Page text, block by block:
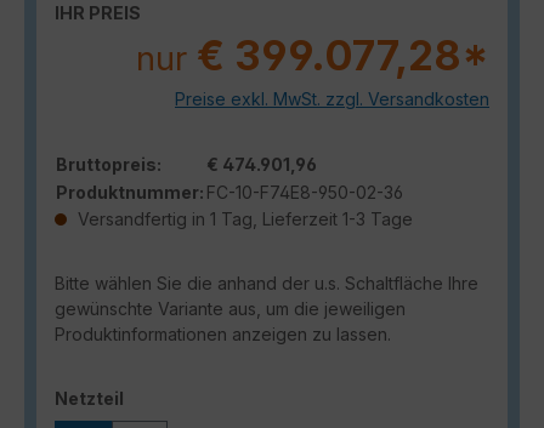
IHR PREIS
nur € 399.077,28*
Preise exkl. MwSt. zzgl. Versandkosten
Bruttopreis:
€ 474.901,96
Produktnummer: FC-10-F74E8-950-02-36
Versandfertig in 1 Tag, Lieferzeit 1-3 Tage
Bitte wählen Sie die anhand der u.s. Schaltfläche Ihre
gewünschte Variante aus, um die jeweiligen
Produktinformationen anzeigen zu lassen.
Netzteil